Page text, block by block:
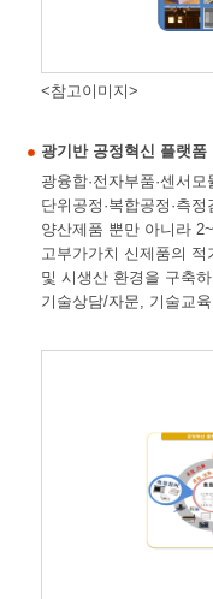
<참고이미지>
광기반 공정혁신 플랫폼
광융합·전자부품·센서
단위공정·복합공정·측
양산제품 뿐만 아니라
고부가가치 신제품의
및 시생산 환경을 구축
기술상담/자문, 기술교